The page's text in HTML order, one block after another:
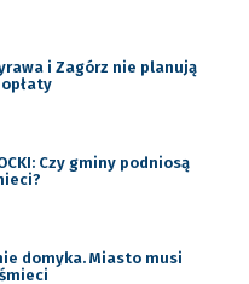
i Zagórz nie planują
Czy gminy podniosą
domyka. Miasto musi